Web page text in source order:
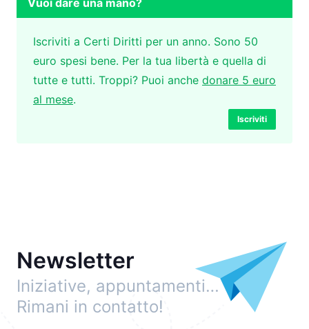
Vuoi dare una mano?
Iscriviti a Certi Diritti per un anno. Sono 50
euro spesi bene. Per la tua libertà e quella di
tutte e tutti. Troppi? Puoi anche donare 5 euro
al mese.
Iscriviti
Newsletter
Iniziative, appuntamenti…
Rimani in contatto!